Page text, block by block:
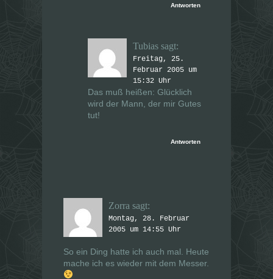
Antworten
Tubias sagt:
Freitag, 25.
Februar 2005 um
15:32 Uhr
Das muß heißen: Glücklich
wird der Mann, der mir Gutes
tut!
Antworten
Zorra sagt:
Montag, 28. Februar
2005 um 14:55 Uhr
So ein Ding hatte ich auch mal. Heute
mache ich es wieder mit dem Messer.